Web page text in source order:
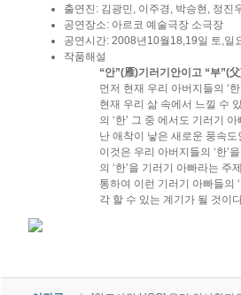
출연진: 김광민, 이주경, 박승현, 정진
공연장소: 아르코 예술극장 소극장
공연시간: 2008년10월18,19일 토,일
작품해설
“안”(雁)기러기안이고 “부”(
먼저 현재 우리 아버지들의 ‘
현재 우리 삶 속에서 느낄 수
의 ‘한’ 그 중 에서도 기러기
난 애착이 낳은 새로운 풍속
이것은 우리 아버지들의 ‘한’
의 ‘한’을 기러기 아빠라는
통하여 이런 기러기 아빠들의
각 할 수 있는 계기가 될 것이